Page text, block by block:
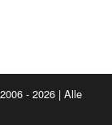
- 2026 | Alle